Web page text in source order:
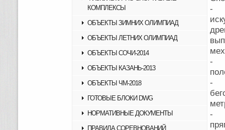
КОМПЛЕКСЫ
ОБЪЕКТЫ ЗИМНИХ ОЛИМПИАД
ОБЪЕКТЫ ЛЕТНИХ ОЛИМПИАД
ОБЪЕКТЫ СОЧИ-2014
ОБЪЕКТЫ КАЗАНЬ-2013
ОБЪЕКТЫ ЧМ-2018
ГОТОВЫЕ БЛОКИ DWG
НОРМАТИВНЫЕ ДОКУМЕНТЫ
ПРАВИЛА СОРЕВНОВАНИЙ
-
-
-
-